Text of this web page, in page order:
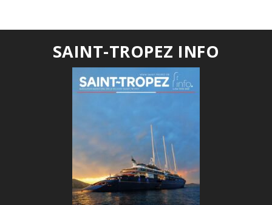
SAINT-TROPEZ INFO